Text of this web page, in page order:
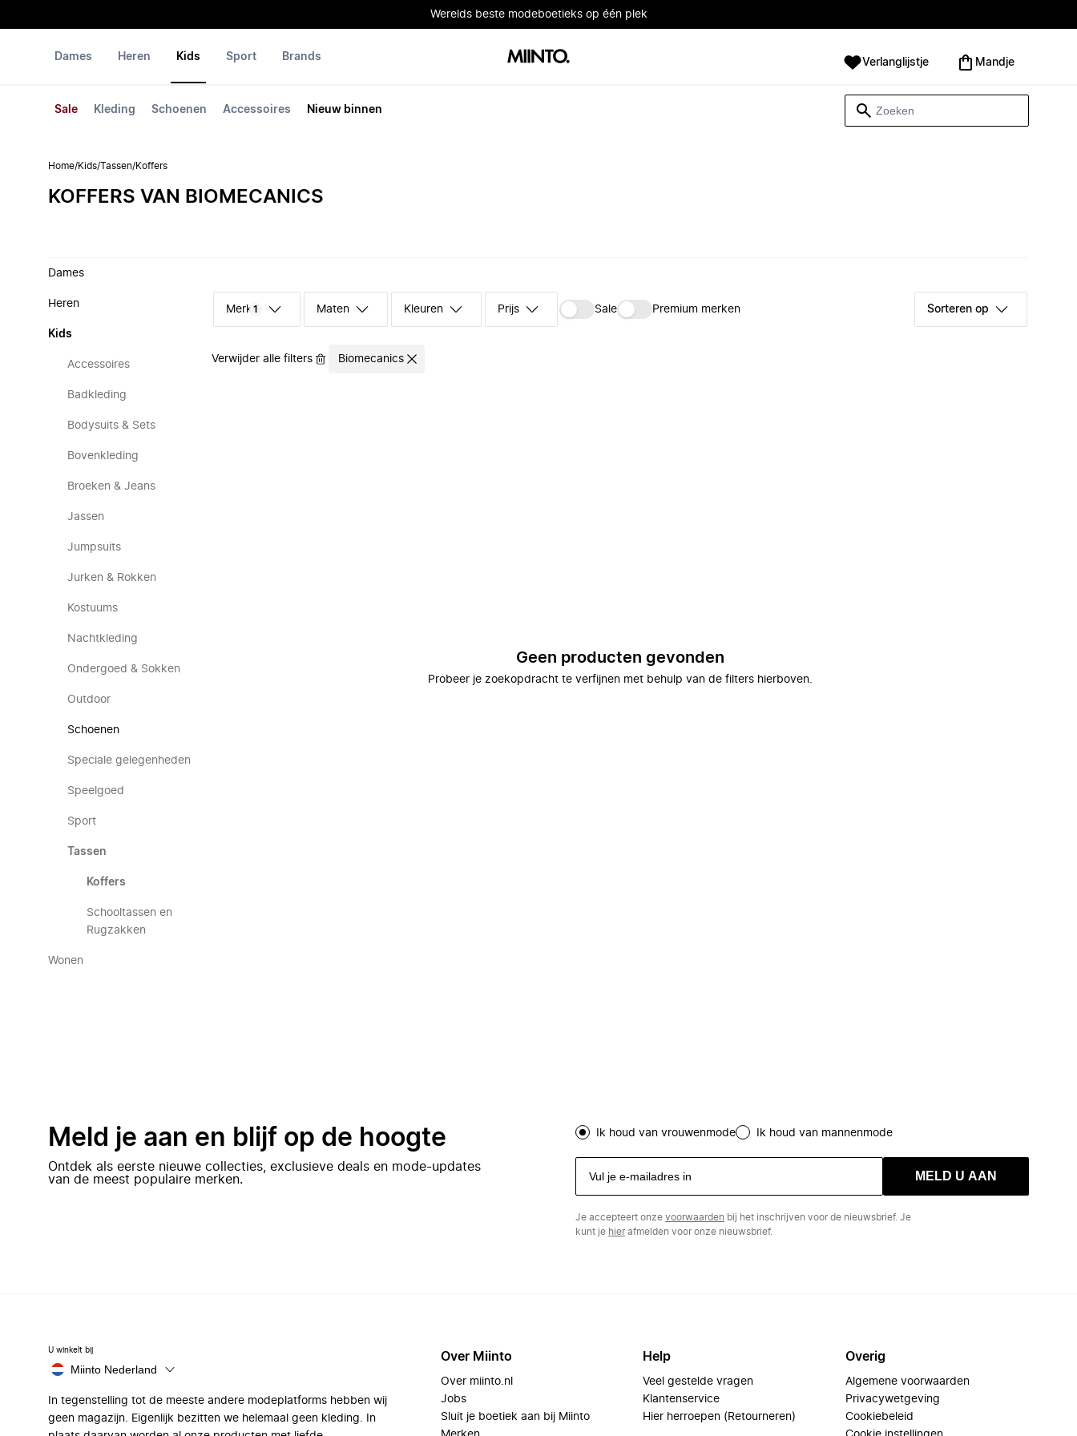
Werelds beste modeboetieks op één plek
Dames Heren Kids
Sale Kleding Schoenen Accessoires Nieuw binnen
Sport Brands Verlanglijstje Mandje
Home/Kids/Tassen/Koffers
KOFFERS VAN BIOMECANICS
Dames
Heren
Kids
Accessoires
Badkleding
Bodysuits & Sets
Bovenkleding
Broeken & Jeans
Jassen
Jumpsuits
Jurken & Rokken
Kostuums
Nachtkleding
Ondergoed & Sokken
Outdoor
Schoenen
Speciale gelegenheden
Speelgoed
Sport
Tassen
Koffers
Schooltassen en
Rugzakken
Wonen
Merk 1 Maten Kleuren Prijs Sale Premium merken Sorteren op
Verwijder alle filters Biomecanics
Geen producten gevonden
Probeer je zoekopdracht te verfijnen met behulp van de filters hierboven.
Meld je aan en blijf op de hoogte
Ontdek als eerste nieuwe collecties, exclusieve deals en mode-updates
van de meest populaire merken.
Ik houd van vrouwenmode Ik houd van mannenmode
MELD U AAN
Je accepteert onze voorwaarden bij het inschrijven voor de nieuwsbrief. Je
kunt je hierafmelden voor onze nieuwsbrief.
U winkelt bij
Miinto Nederland
In tegenstelling tot de meeste andere modeplatforms hebben wij
geen magazijn. Eigenlijk bezitten we helemaal geen kleding. In
Over Miinto
Over miinto.nl
Jobs
Sluit je boetiek aan bij Miinto
Help
Veel gestelde vragen
Klantenservice
Hier herroepen (Retourneren)
Overig
Algemene voorwaarden
Privacywetgeving
Cookiebeleid